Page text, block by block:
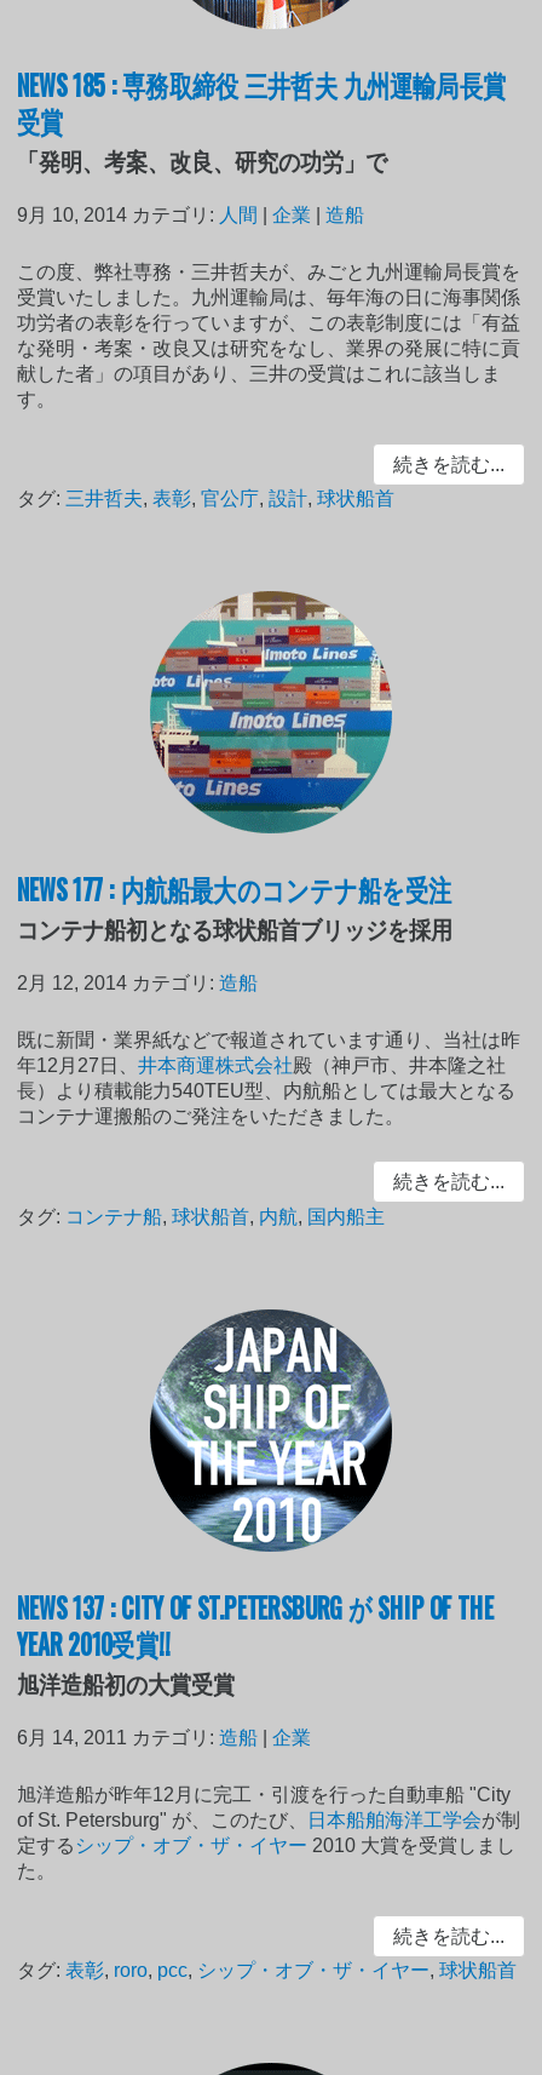
NEWS 185 : 専務取締役 三井哲夫 九州運輸局長賞
受賞
「発明、考案、改良、研究の功労」で
9月 10, 2014 カテゴリ: 人間 |企業 |造船
この度、弊社専務・三井哲夫が、みごと九州運輸局長賞を
受賞いたしました。九州運輸局は、毎年海の日に海事関係
功労者の表彰を行っていますが、この表彰制度には「有益
な発明・考案・改良又は研究をなし、業界の発展に特に貢
献した者」の項目があり、三井の受賞はこれに該当しま
す。
続きを読む...
タグ: 三井哲夫,表彰,官公庁,設計,球状船首
NEWS 177 : 内航船最大のコンテナ船を受注
コンテナ船初となる球状船首ブリッジを採用
2月 12, 2014 カテゴリ:造船
既に新聞・業界紙などで報道されています通り、当社は昨
年12月27日、井本商運株式会社殿（神戸市、井本隆之社
長）より積載能力540TEU型、内航船としては最大となる
コンテナ運搬船のご発注をいただきました。
続きを読む...
タグ: コンテナ船,球状船首, 内航, 国内船主
NEWS 137 : CITY OF ST.PETERSBURG が SHIP OF THE
YEAR 2010受賞!!
旭洋造船初の大賞受賞
6月 14, 2011 カテゴリ:造船 |企業
旭洋造船が昨年12月に完工・引渡を行った自動車船 "City
of St. Petersburg" が、このたび、
日本船舶海洋工学会が制
定する シップ・オブ・ザ・イヤー 2010 大賞を受賞しまし
た。
続きを読む...
タグ:表彰, roro, pcc, シップ・オブ・ザ・イヤー,球状船首